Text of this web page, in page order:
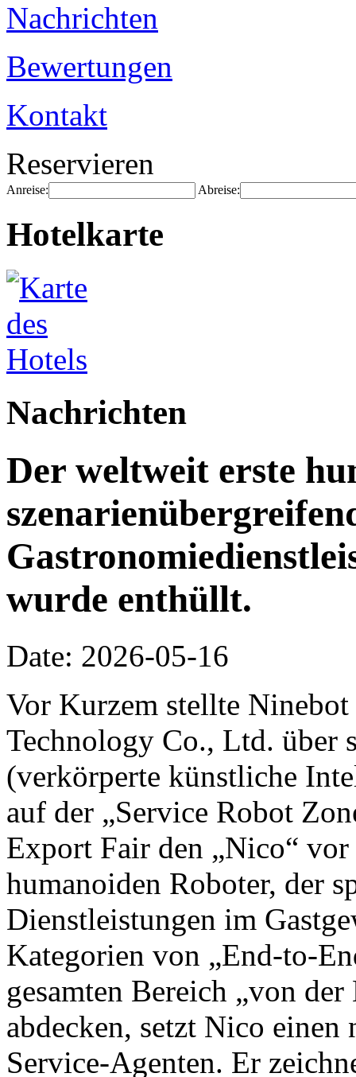
Nachrichten
Bewertungen
Kontakt
Reservieren
Anreise: Abreise:
Hotelkarte
Nachrichten
Der weltweit erste
wurde enthüllt.
Date: 2026-05-16
Vor Kurzem stellte
Technology Co., Ltd. über
(verkörperte künstliche
auf der „Service Robot
Export Fair den „Nico“
humanoiden Roboter, der
Dienstleistungen im
Kategorien von „End-to-
gesamten Bereich „von
abdecken, setzt Nico
Service-Agenten. Er